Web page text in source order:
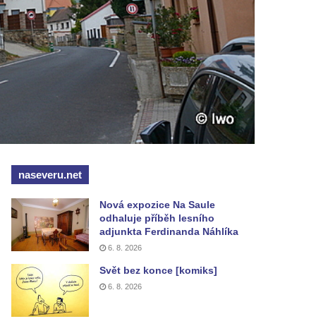
naseveru.net
Nová expozice Na Saule
odhaluje příběh lesního
adjunkta Ferdinanda Náhlíka
6. 8. 2026
Svět bez konce [komiks]
6. 8. 2026